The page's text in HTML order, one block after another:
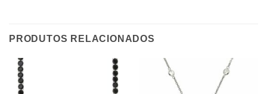
PRODUTOS RELACIONADOS